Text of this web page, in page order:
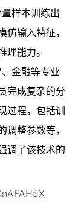
样本训练出
输入特征，
能力。
金融等专业
完成复杂的分
过程，包括训
整参数等，
调了该技术的